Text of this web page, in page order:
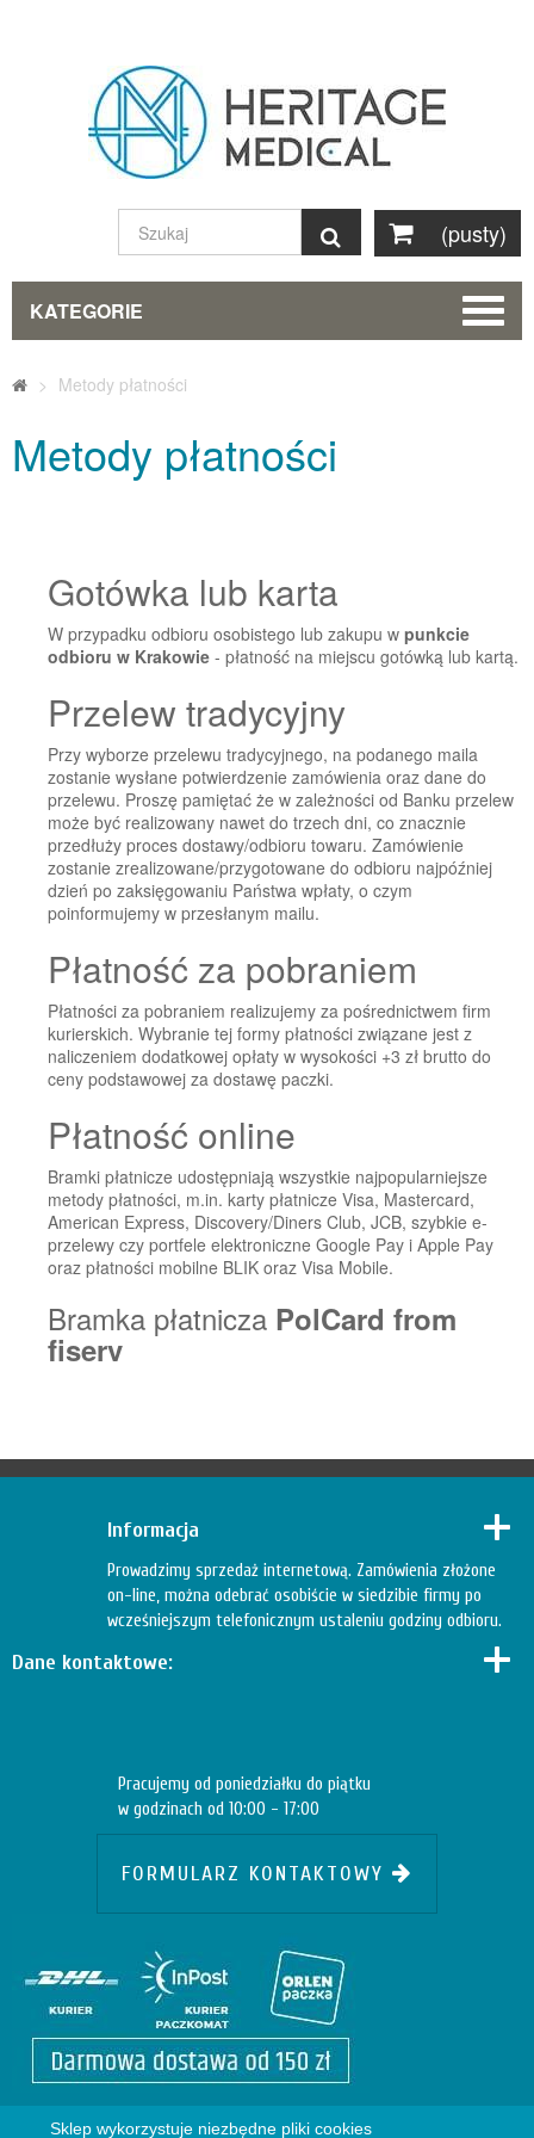
(pusty)
Szukaj
KATEGORIE
> Metody płatności
Metody płatności
Gotówka lub karta
W przypadku odbioru osobistego lub zakupu w punkcie
odbioru w Krakowie - płatność na miejscu gotówką lub kartą.
Przelew tradycyjny
Przy wyborze przelewu tradycyjnego, na podanego maila
zostanie wysłane potwierdzenie zamówienia oraz dane do
przelewu. Proszę pamiętać że w zależności od Banku przelew
może być realizowany nawet do trzech dni, co znacznie
przedłuży proces dostawy/odbioru towaru. Zamówienie
zostanie zrealizowane/przygotowane do odbioru najpóźniej
dzień po zaksięgowaniu Państwa wpłaty, o czym
poinformujemy w przesłanym mailu.
Płatność za pobraniem
Płatności za pobraniem realizujemy za pośrednictwem firm
kurierskich. Wybranie tej formy płatności związane jest z
naliczeniem dodatkowej opłaty w wysokości +3 zł brutto do
ceny podstawowej za dostawę paczki.
Płatność online
Bramki płatnicze udostępniają wszystkie najpopularniejsze
metody płatności, m.in. karty płatnicze Visa, Mastercard,
American Express, Discovery/Diners Club, JCB, szybkie e-
przelewy czy portfele elektroniczne Google Pay i Apple Pay
oraz płatności mobilne BLIK oraz Visa Mobile.
Bramka płatnicza PolCard from
fiserv
Informacja
Prowadzimy sprzedaż internetową. Zamówienia złożone
on-line, można odebrać osobiście w siedzibie firmy po
wcześniejszym telefonicznym ustaleniu godziny odbioru.
Dane kontaktowe:
Pracujemy od poniedziałku do piątku
w godzinach od 10:00 - 17:00
FORMULARZ KONTAKTOWY
Sklep wykorzystuje niezbędne pliki cookies